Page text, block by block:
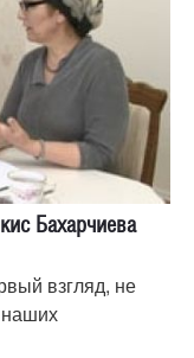
Бахарчиева
взгляд, не
наших